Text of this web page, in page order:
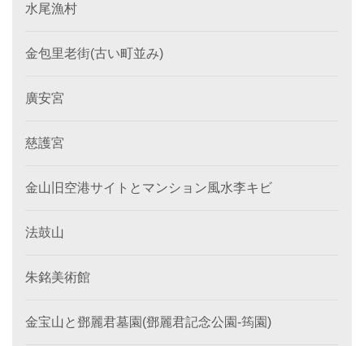
水尾漁村
金包里老街(古い町並み)
廣安宮
慈護宮
金山旧空港サイトとマンション風水李キビ
法鼓山
朱銘美術館
金宝山と鄧麗君墓園(鄧麗君記念公園-筠園)